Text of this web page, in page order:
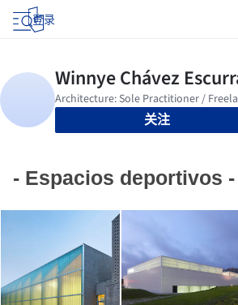
登录
关注
- Espacios deportivos -